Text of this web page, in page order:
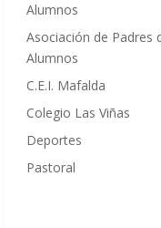
Alumnos
Asociación de Padres
Alumnos
C.E.I. Mafalda
Colegio Las Viñas
Deportes
Pastoral